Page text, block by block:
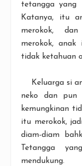
tetangga yang
Katanya, itu
merokok,
merokok,
tidak ketahuan
Keluarga si
neko dan pun
kemungkinan
itu merokok,
diam-diam
Tetangga
mendukung.